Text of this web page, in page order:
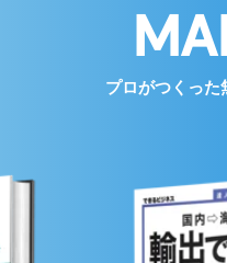
プロがつくっ